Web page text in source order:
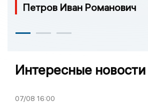
Петров Иван Романович
Интересные новости
07/08 16:00